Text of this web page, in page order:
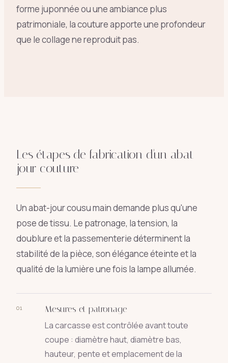
forme juponnée ou une ambiance plus
patrimoniale, la couture apporte une profondeur
que le collage ne reproduit pas.
Les étapes de fabrication d'un abat-
jour couture
Un abat-jour cousu main demande plus qu'une
pose de tissu. Le patronage, la tension, la
doublure et la passementerie déterminent la
stabilité de la pièce, son élégance éteinte et la
qualité de la lumière une fois la lampe allumée.
01 Mesures et patronage
La carcasse est contrôlée avant toute
coupe : diamètre haut, diamètre bas,
hauteur, pente et emplacement de la